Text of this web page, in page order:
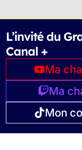
L’invité du
Canal +
Ma
Ma
Mon